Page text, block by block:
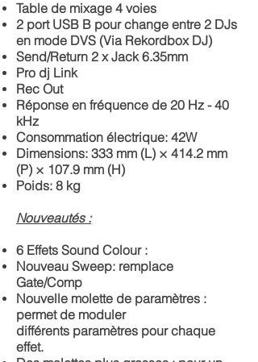
Table de mixage 4 voies
2 port USB B pour change entre 2 DJs
en mode DVS (Via Rekordbox DJ)
Send/Return 2 x Jack 6.35mm
Pro dj Link
Rec Out
Réponse en fréquence de 20 Hz - 40
kHz
Consommation électrique: 42W
Dimensions: 333 mm (L) × 414.2 mm
(P) × 107.9 mm (H)
Poids: 8 kg
Nouveautés :
6 Effets Sound Colour :
Nouveau Sweep: remplace
Gate/Comp
Nouvelle molette de paramètres :
permet de moduler
différents paramètres pour chaque
effet.